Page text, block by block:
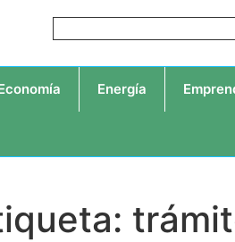
Energía